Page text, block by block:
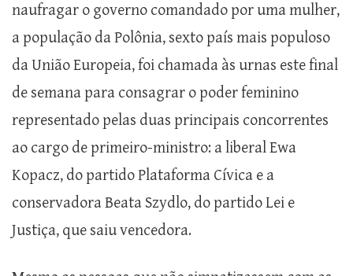
naufragar o governo comandado por uma mulher,
a população da Polônia, sexto país mais populoso
da União Europeia, foi chamada às urnas este final
de semana para consagrar o poder feminino
representado pelas duas principais concorrentes
ao cargo de primeiro-ministro: a liberal Ewa
Kopacz, do partido Plataforma Cívica e a
conservadora Beata Szydlo, do partido Lei e
Justiça, que saiu vencedora.